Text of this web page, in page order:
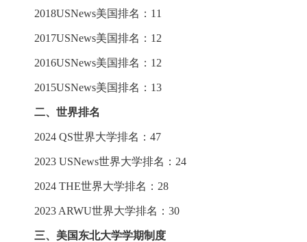
2018USNews美国排名：11
2017USNews美国排名：12
2016USNews美国排名：12
2015USNews美国排名：13
二、世界排名
2024 QS世界大学排名：47
2023 USNews世界大学排名：24
2024 THE世界大学排名：28
2023 ARWU世界大学排名：30
三、美国东北大学学期制度